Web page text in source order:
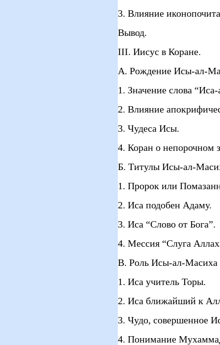
3. Влияние
Вывод.
III. Иисус в Коране.
А. Рождение Исы-ал-
1. Значение слова
2. Влияние
3. Чудеса Исы.
4. Коран о непорочном
Б. Титулы Исы-ал-
1. Пророк или
2. Иса подобен Адаму.
3. Иса “Слово от Бога”.
4. Мессия “Слуга
В. Роль Исы-ал-Масиха
1. Иса учитель Торы.
2. Иса ближайший к
3. Чудо, совершенное
4. Понимание